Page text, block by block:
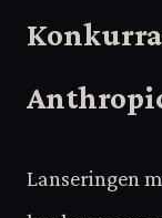
Lanseringen